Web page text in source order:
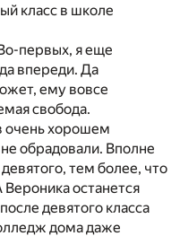
класс в школе
первых, я еще
впереди. Да
ему вовсе
свобода.
очень хорошем
обрадовали. Вполне
тем более, что
Вероника останется
девятого класса
дома даже